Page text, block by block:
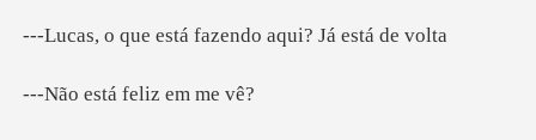
stá fazendo aqui?
tá feliz